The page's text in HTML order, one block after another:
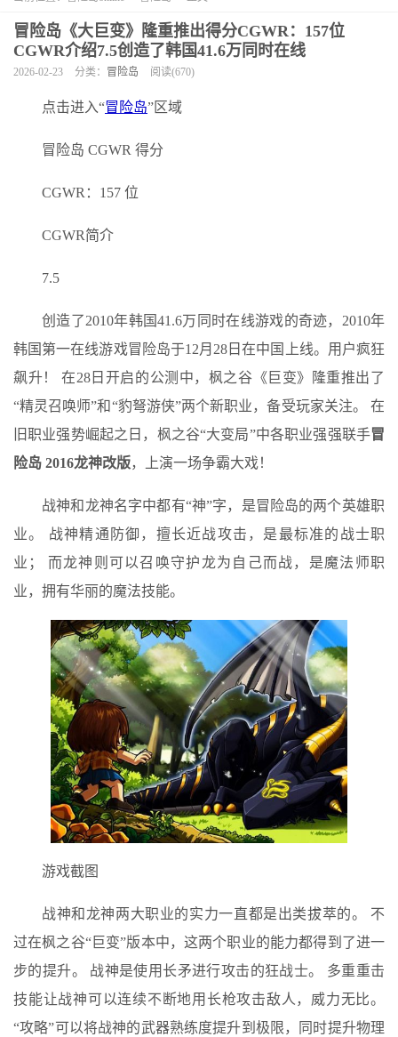
冒险岛《大巨变》隆重推出得分CGWR：157位
CGWR介绍7.5创造了韩国41.6万同时在线
2026-02-23 分类： 冒险岛 阅读(670)
点击进入“冒险岛”区域
冒险岛 CGWR 得分
CGWR：157 位
CGWR简介
7.5
创造了2010年韩国41.6万同时在线游戏的奇迹，2010年
韩国第一在线游戏冒险岛于12月28日在中国上线。用户疯狂
飙升！ 在28日开启的公测中，枫之谷《巨变》隆重推出了
“精灵召唤师”和“豹弩游侠”两个新职业，备受玩家关注。 在
旧职业强势崛起之日，枫之谷“大变局”中各职业强强联手冒
险岛 2016龙神改版，上演一场争霸大戏！
战神和龙神名字中都有“神”字，是冒险岛的两个英雄职
业。 战神精通防御，擅长近战攻击，是最标准的战士职
业； 而龙神则可以召唤守护龙为自己而战，是魔法师职
业，拥有华丽的魔法技能。
游戏截图
战神和龙神两大职业的实力一直都是出类拔萃的。 不
过在枫之谷“巨变”版本中，这两个职业的能力都得到了进一
步的提升。 战神是使用长矛进行攻击的狂战士。 多重重击
技能让战神可以连续不断地用长枪攻击敌人，威力无比。
“攻略”可以将战神的武器熟练度提升到极限，同时提升物理